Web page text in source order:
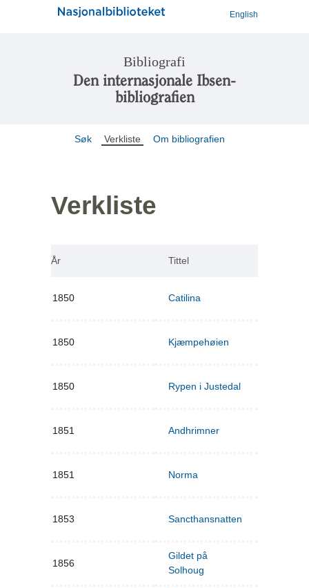
English
Bibliografi
Den internasjonale Ibsen-
bibliografien
Søk Verkliste Om bibliografien
Verkliste
År Tittel
1850 Catilina
1850 Kjæmpehøien
1850 Rypen i Justedal
1851 Andhrimner
1851 Norma
1853 Sancthansnatten
1856
Gildet på
Solhoug